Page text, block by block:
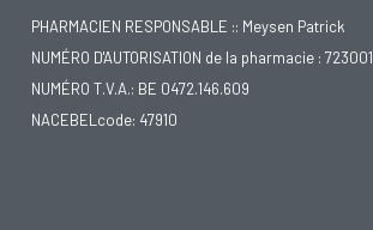
PHARMACIEN RESPONSABLE :: Meysen Patrick
NUMÉRO D'AUTORISATION de la pharmacie : 723001
NUMÉRO T.V.A.: BE 0472.146.609
NACEBELcode: 47910